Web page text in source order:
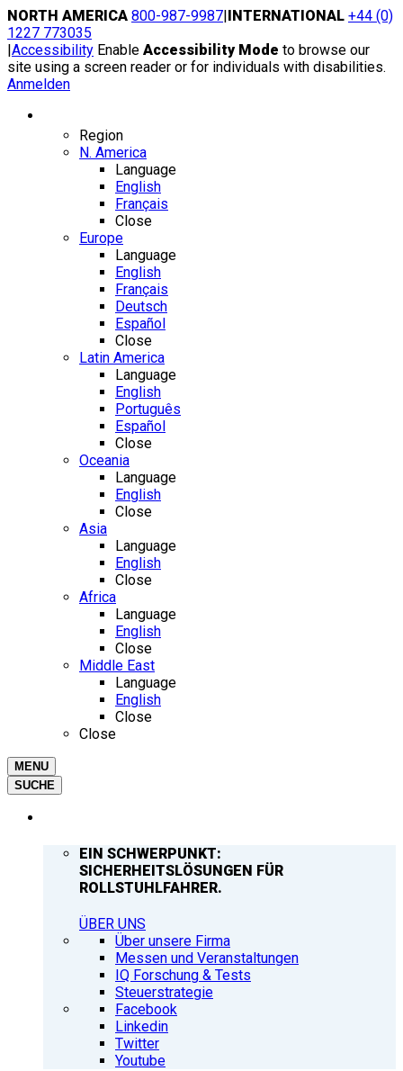
Skip
to
content
NORTH AMERICA 800-987-9987|INTERNATIONAL +44 (0)
1227 773035
|Accessibility Enable Accessibility Mode to browse our
site using a screen reader or for individuals with disabilities.
Anmelden
Region
N. America
Language
English
Français
Close
Europe
Language
English
Français
Deutsch
Español
Close
Latin America
Language
English
Português
Español
Close
Oceania
Language
English
Close
Asia
Language
English
Close
Africa
Language
English
Close
Middle East
Language
English
Close
Close
MENU
SUCHE
EIN SCHWERPUNKT:
SICHERHEITSLÖSUNGEN FÜR
ROLLSTUHLFAHRER.
ÜBER UNS
Über unsere Firma
Messen und Veranstaltungen
IQ Forschung & Tests
Steuerstrategie
Facebook
Linkedin
Twitter
Youtube